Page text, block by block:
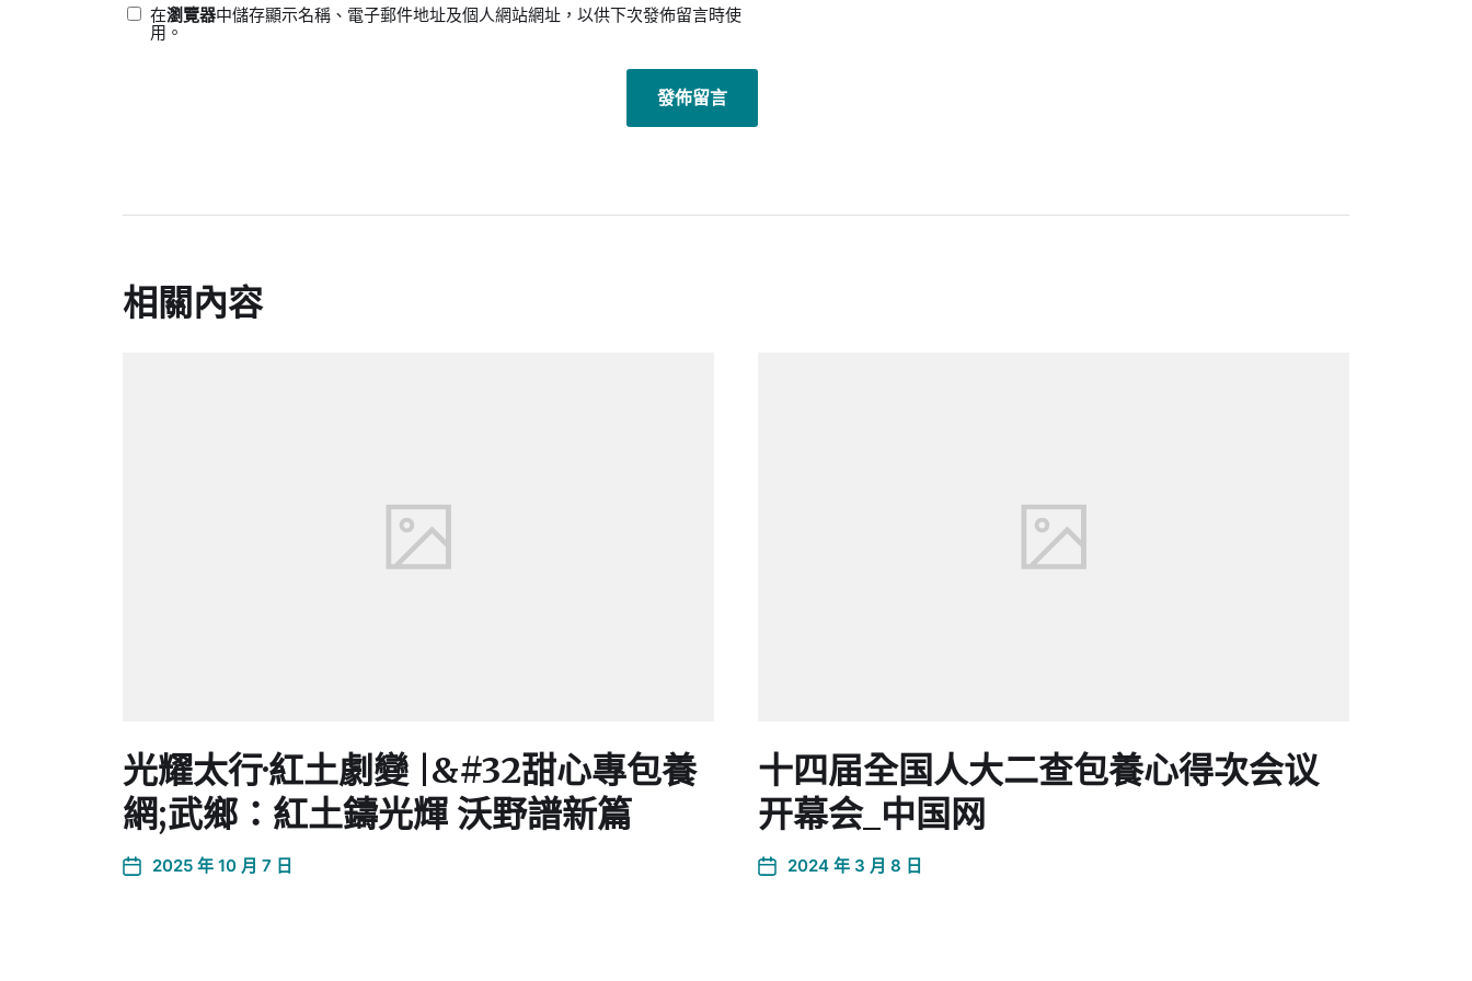
在瀏覽器中儲存顯示名稱、電子郵件地址及個人網站網址，以供下次發佈留言時使
用。
相關內容
光耀太行·紅土劇變 |&#32甜心專包養
網;武鄉：紅土鑄光輝 沃野譜新篇
2025 年 10 月 7 日
十四届全国人大二查包養心得次会议
开幕会_中国网
2024 年 3 月 8 日